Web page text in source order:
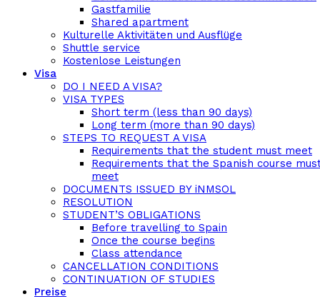
Gastfamilie
Shared apartment
Kulturelle Aktivitäten und Ausflüge
Shuttle service
Kostenlose Leistungen
Visa
DO I NEED A VISA?
VISA TYPES
Short term (less than 90 days)
Long term (more than 90 days)
STEPS TO REQUEST A VISA
Requirements that the student must meet
Requirements that the Spanish course
meet
DOCUMENTS ISSUED BY iNMSOL
RESOLUTION
STUDENT’S OBLIGATIONS
Before travelling to Spain
Once the course begins
Class attendance
CANCELLATION CONDITIONS
CONTINUATION OF STUDIES
Preise